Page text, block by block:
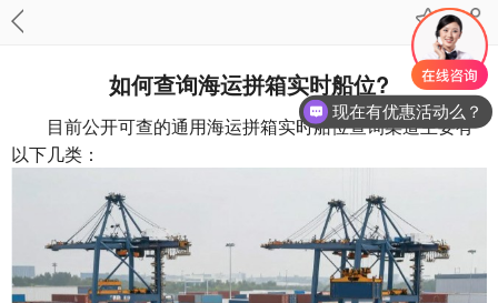
如何查询海运拼箱实时船位?
目前公开可查的通用海运拼箱实时船位查询渠道主要有
以下几类：
现在有优惠活动么？